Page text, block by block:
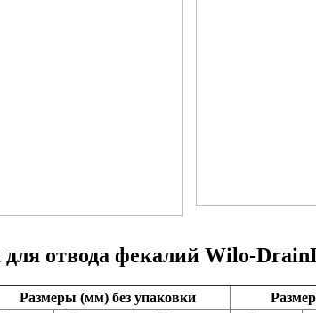
для отвода фекалий Wilo-
Размеры (мм) без упаковки